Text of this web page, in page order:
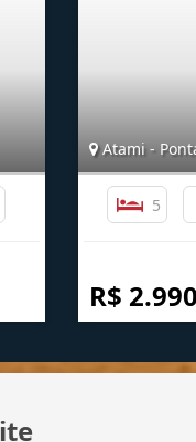
Atami -
5
R$